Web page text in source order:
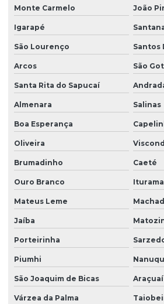
Serviço de sondagem
Serviço de sondagem mista
Serviço de sondagem a percussão
Serviço de sondagem de solos
Serviço de sondagem a trado
Serviço de topografia
Sistemas de remediação ambiental
Sondagem ambiental
Sondagem do tipo rotativa
Sondagem empresas
Sondagem geoelétrica
Sondagem geofísica
Sondagem geológica
Monte Carmelo João
Igarapé
São Lourenço Santos
Arcos São
Santa Rita do Sapucaí
Almenara Salinas
Boa Esperança
Oliveira
Brumadinho Caeté
Ouro Branco Iturama
Mateus Leme
Jaíba
Porteirinha
Piumhi
São Joaquim de Bicas Araçuaí
Várzea da Palma